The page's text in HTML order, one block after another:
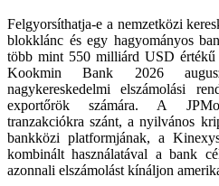
Felgyorsíthatja-e a nemzetközi
blokklánc és egy hagyományos
több mint 550 milliárd USD
Kookmin Bank 2026
nagykereskedelmi elszámolási
exportőrök számára. A
tranzakciókra szánt, a nyilvános
bankközi platformjának, a
kombinált használatával a bank
azonnali elszámolást kínáljon